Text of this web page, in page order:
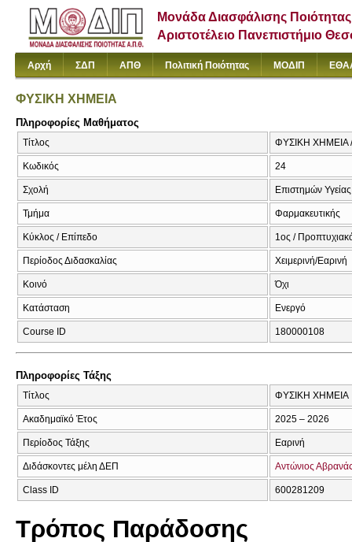
Μονάδα Διασφάλισης Ποιότητας
Αριστοτέλειο Πανεπιστήμιο
Αρχή ΣΔΠ ΑΠΘ Πολιτική Ποιότητας ΜΟΔΙΠ
ΦΥΣΙΚΗ ΧΗΜΕΙΑ
Πληροφορίες Μαθήματος
Τίτλος ΦΥΣΙΚΗ ΧΗΜΕΙΑ /
Κωδικός 24
Σχολή Επιστημών Υγείας
Τμήμα Φαρμακευτικής
Κύκλος / Επίπεδο 1ος /
Περίοδος Διδασκαλίας Χειμερινή/Εαρινή
Κοινό Όχι
Κατάσταση Ενεργό
Course ID 180000108
Πληροφορίες Τάξης
Τίτλος ΦΥΣΙΚΗ ΧΗΜΕΙΑ
Ακαδημαϊκό Έτος 2025 – 2026
Περίοδος Τάξης Εαρινή
Διδάσκοντες μέλη ΔΕΠ Αντώνιος
Class ID 600281209
Τρόπος Παράδοσης